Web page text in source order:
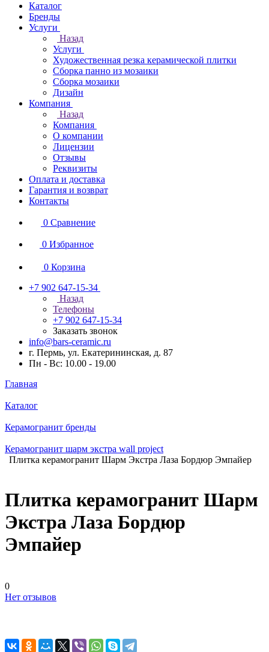
Каталог
Бренды
Услуги
Назад
Услуги
Художественная резка керамической плитки
Сборка панно из мозаики
Сборка мозаики
Дизайн
Компания
Назад
Компания
О компании
Лицензии
Отзывы
Реквизиты
Оплата и доставка
Гарантия и возврат
Контакты
0 Сравнение
0 Избранное
0 Корзина
+7 902 647-15-34
Назад
Телефоны
+7 902 647-15-34
Заказать звонок
info@bars-ceramic.ru
г. Пермь, ул. Екатерининская, д. 87
Пн - Вс: 10.00 - 19.00
Главная
Каталог
Керамогранит бренды
Керамогранит шарм экстра wall project
Плитка керамогранит Шарм Экстра Лаза Бордюр Эмпайер
Плитка керамогранит Шарм
Экстра Лаза Бордюр
Эмпайер
0
Нет отзывов